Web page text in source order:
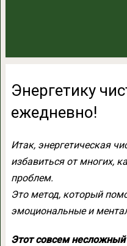
Энергетику
ежедневно!
Итак, энергетическая
избавиться от многих,
проблем.
Это метод, который
эмоциональные и
Этот совсем